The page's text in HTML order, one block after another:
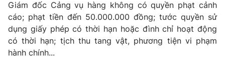
Giám đốc Cảng vụ hàng không có quyền phạt cảnh
cáo; phạt tiền đến 50.000.000 đồng; tước quyền sử
dụng giấy phép có thời hạn hoặc đình chỉ hoạt động
có thời hạn; tịch thu tang vật, phương tiện vi phạm
hành chính...